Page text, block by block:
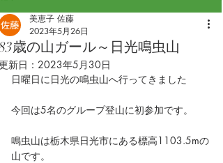
歳の山ガール～日光鳴虫山
美恵子 佐藤
2023年5月26日
新日： 2023年5月30日
日曜日に日光の鳴虫山へ行ってきました
今回は5名のグループ登山に初参加です。
鳴虫山は栃木県日光市にある標高1103.5mの
山です。